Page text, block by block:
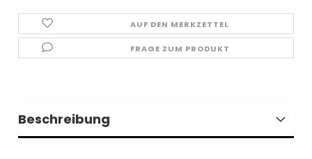
AUF DEN MERKZETTEL
FRAGE ZUM PRODUKT
Beschreibung